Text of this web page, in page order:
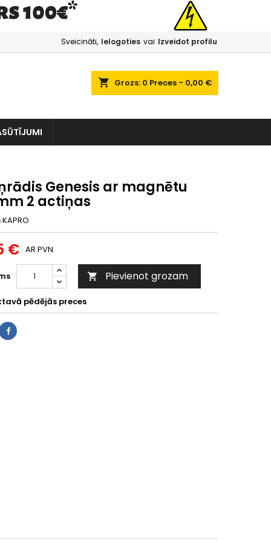
Sveicināti, Ielogoties vai Izveidot profilu
shopping_cart Grozs: 0 Preces - 0,00 €
Genesis ar magnētu
2 actiņas
KAPRO
€ AR PVN
 Pievienot grozam
pēdējās preces